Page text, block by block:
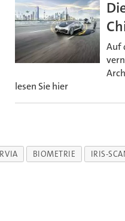
Auf
lesen Sie hier
BIOMETRIE IRIS-